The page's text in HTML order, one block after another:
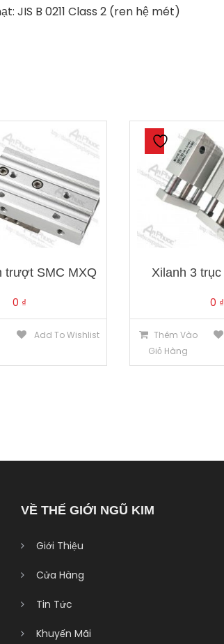
JIS B 0211 Class 2 (ren hệ mét)
trượt SMC MXQ
0 ₫
Add To Wishlist
Xilanh 3
0 ₫
Thêm Vào
Giỏ Hàng
VỀ THẾ GIỚI NGŨ KIM
Giới Thiệu
Cửa Hàng
Tin Tức
Khuyến Mãi